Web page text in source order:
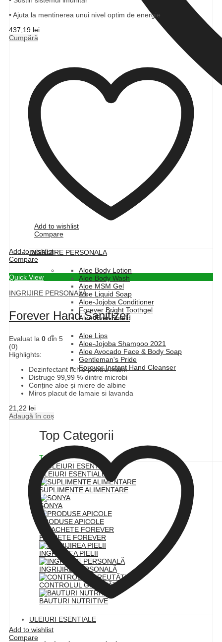
Add to wishlist
Compare
INGRIJIRE PERSONALA
Aloe Body Lotion
Aloe Body Wash
Aloe MSM Gel
Aloe Liquid Soap
Aloe-Jojoba Conditioner
Forever Bright Toothgel
Aloe Ever-Shield
Aloe Lips
Aloe-Jojoba Shampoo 2021
Aloe Avocado Face & Body Soap
Gentleman's Pride
Forever Instant Hand Cleanser
Top Categorii
Toate
ULEIURI ESENTIALE
SUPLIMENTE ALIMENTARE
SONYA
PRODUSE APICOLE
PACHETE FOREVER
INGRIJIREA PIELII
INGRIJIRE PERSONALĂ
CONTROLUL GREUTĂȚII
BAUTURI NUTRITIVE
ULEIURI ESENTIALE
• Ajuta la mentinerea unui nivel optim de energie
437,19 lei
Cumpără
Add to wishlist
Compare
Quick View
INGRIJIRE PERSONALĂ
Forever Hand Sanitizer
Evaluat la 0 din 5
(0)
Highlights:
Dezinfectant lichid pentru mâini
Distruge 99,99 % dintre microbi
Conține aloe și miere de albine
Miros placut de lamaie si lavanda
21,22 lei
Adaugă în coș
Add to wishlist
Compare